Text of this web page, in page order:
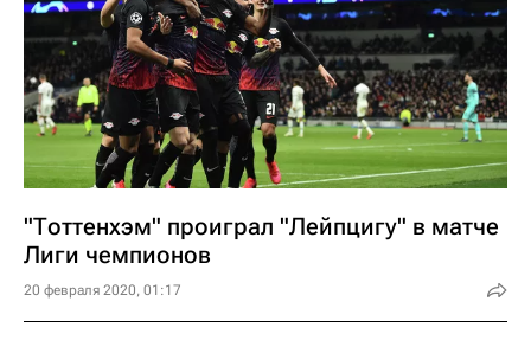
"Тоттенхэм" проиграл "Лейпцигу" в матче
Лиги чемпионов
20 февраля 2020, 01:17